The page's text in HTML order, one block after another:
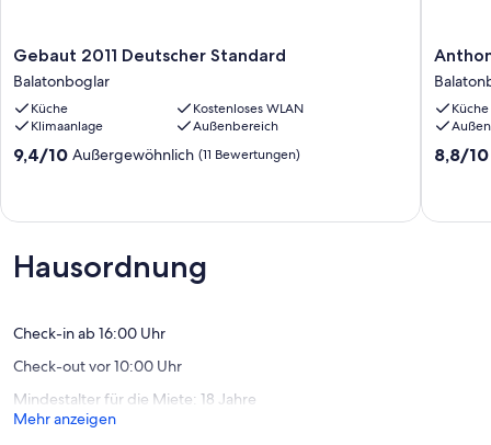
Gebaut
2011
Deutscher
Standard
Balatonboglar
Gebaut 2011 Deutscher Standard
Balatonboglar
Küche
Kostenloses WLAN
Klimaanlage
Außenbereich
9.4
Bewertungen)
9,4/10 Außergewöhnlich (11 Bewertungen)
Anthony
2
by
Küche
8.8
8,8/10
Hausordnung
Check-in ab 16:00 Uhr
Check-out vor 10:00 Uhr
Mindestalter für die Miete: 18 Jahre
Mehr anzeigen